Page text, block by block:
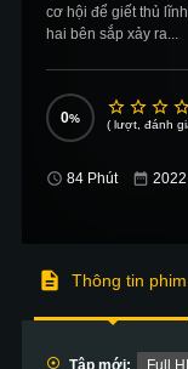
cơ hội để giết thủ
hai bên sắp xảy ra...
0 ( lượt, đánh
84 Phút
Thông tin phim
Tập mới: Full